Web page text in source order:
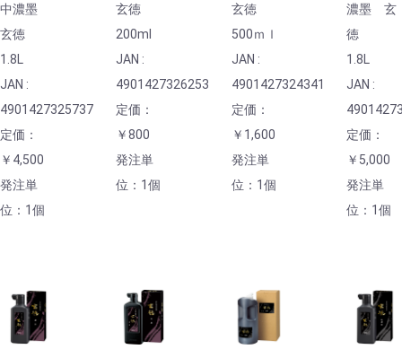
中濃墨
玄徳
1.8L
JAN :
4901427325737
定価：
￥4,500
発注単
位：1個
玄徳
200ml
JAN :
4901427326253
定価：
￥800
発注単
位：1個
玄徳
500ｍｌ
JAN :
4901427324341
定価：
￥1,600
発注単
位：1個
濃墨 玄
徳
1.8L
JAN :
定価：
￥5,000
発注単
位：1個